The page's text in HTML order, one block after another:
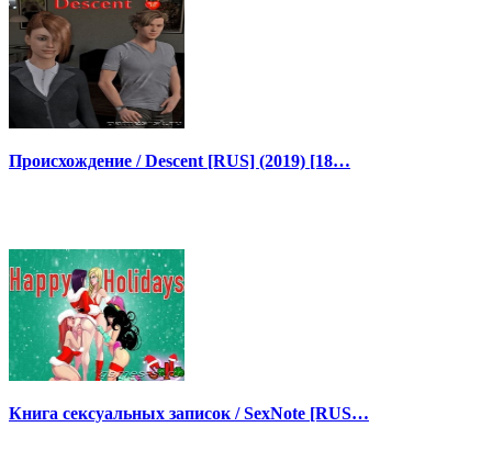
Происхождение / Descent [RUS] (2019) [18…
Книга сексуальных записок / SexNote [RUS…